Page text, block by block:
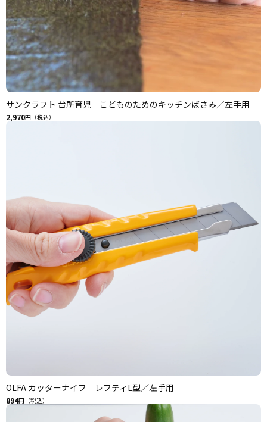
サンクラフト 台所育児 こどものためのキッチンばさみ／左手用
2,970円（税込）
OLFA カッターナイフ レフティL型／左手用
894円（税込）